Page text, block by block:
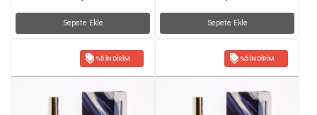
Sepete Ekle Sepete Ekle
%5 İNDIRIM %5 İNDIRIM